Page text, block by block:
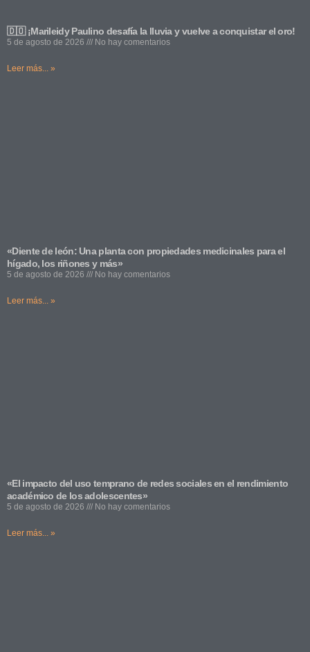
🇩🇴 ¡Marileidy Paulino desafía la lluvia y vuelve a conquistar el oro!
5 de agosto de 2026 No hay comentarios
Leer más... »
«Diente de león: Una planta con propiedades medicinales para el
hígado, los riñones y más»
5 de agosto de 2026 No hay comentarios
Leer más... »
«El impacto del uso temprano de redes sociales en el rendimiento
académico de los adolescentes»
5 de agosto de 2026 No hay comentarios
Leer más... »